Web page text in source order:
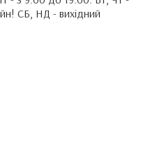
СБ, НД - вихідний